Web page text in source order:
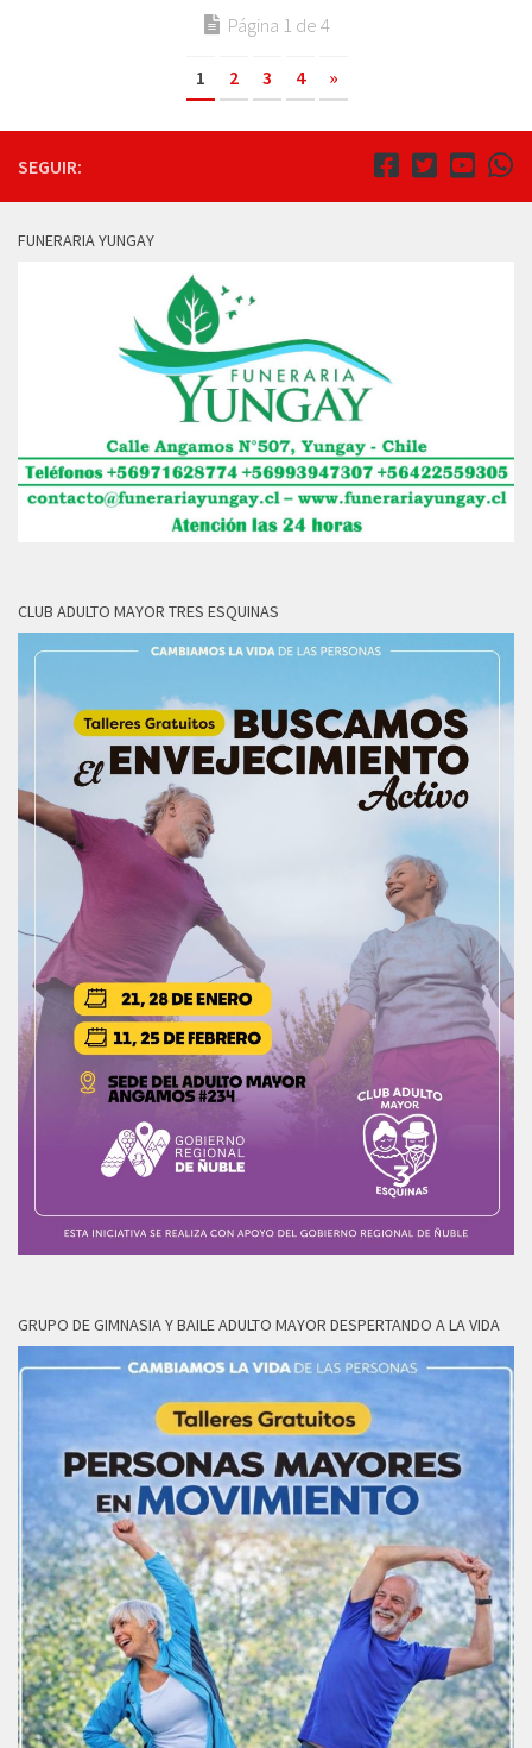
Página 1 de 4
1 2 3 4 »
SEGUIR:
FUNERARIA YUNGAY
CLUB ADULTO MAYOR TRES ESQUINAS
GRUPO DE GIMNASIA Y BAILE ADULTO MAYOR DESPERTANDO A LA VIDA